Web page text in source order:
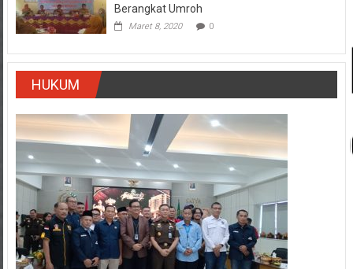
Berangkat Umroh
Maret 8, 2020 0
HUKUM